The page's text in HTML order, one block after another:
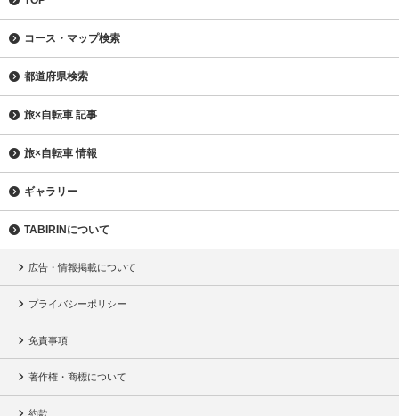
コース・マップ検索
都道府県検索
旅×自転車 記事
旅×自転車 情報
ギャラリー
TABIRINについて
広告・情報掲載について
プライバシーポリシー
免責事項
著作権・商標について
約款